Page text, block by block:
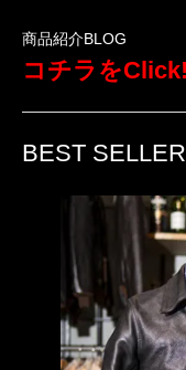
商品紹介BLOG
コチラを
BEST